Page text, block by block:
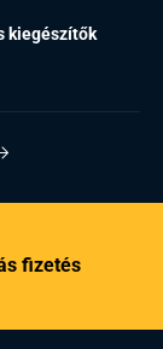
kiegészítők
fizetés